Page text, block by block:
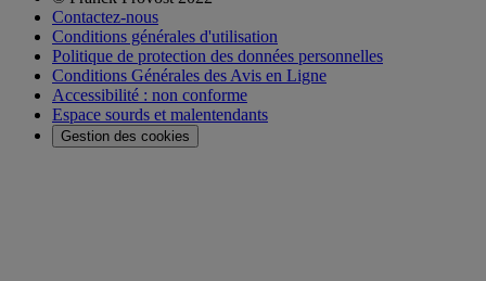
Contactez-nous
Conditions générales d'utilisation
Politique de protection des données personnelles
Conditions Générales des Avis en Ligne
Accessibilité : non conforme
Espace sourds et malentendants
Gestion des cookies